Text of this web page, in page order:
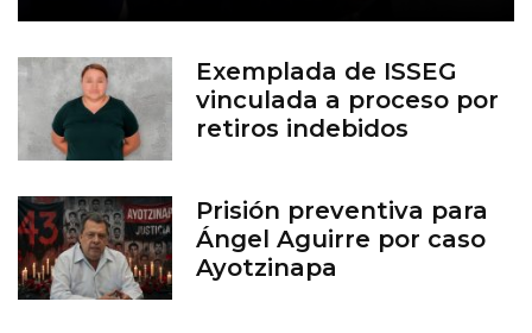
Exemplada de ISSEG
vinculada a proceso por
retiros indebidos
Prisión preventiva para
Ángel Aguirre por caso
Ayotzinapa